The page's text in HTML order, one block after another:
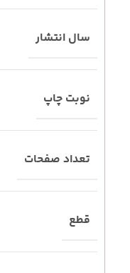
سال انتشار
نوبت چاپ
تعداد صفحات
قطع